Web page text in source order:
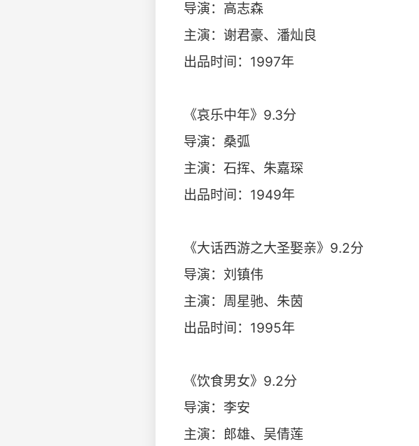
导演：高志森
主演：谢君豪、潘灿良
出品时间：1997年
《哀乐中年》9.3分
导演：桑弧
主演：石挥、朱嘉琛
出品时间：1949年
《大话西游之大圣娶亲》9.2分
导演：刘镇伟
主演：周星驰、朱茵
出品时间：1995年
《饮食男女》9.2分
导演：李安
主演：郎雄、吴倩莲